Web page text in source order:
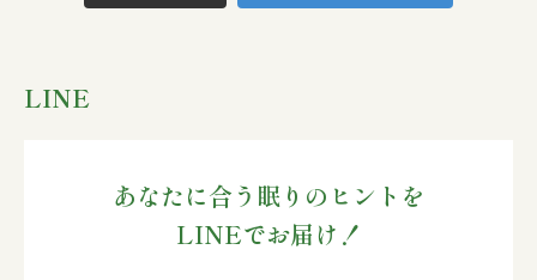
LINE
あなたに合う眠りのヒントを
LINEでお届け！